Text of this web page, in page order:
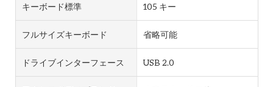
キーボード標準 105 キー
フルサイズキーボード 省略可能
ドライブインターフェース USB 2.0